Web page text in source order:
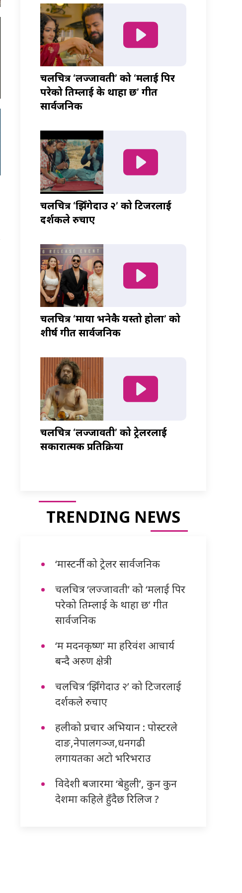
चलचित्र ‘लज्जावती’ को ‘मलाई पिर
परेको तिम्लाई के थाहा छ’ गीत
सार्वजनिक
चलचित्र ‘झिँगेदाउ २’ को टिजरलाई
दर्शकले रुचाए
चलचित्र ‘माया भनेकै यस्तो होला’ को
शीर्ष गीत सार्वजनिक
चलचित्र ‘लज्जावती’ को ट्रेलरलाई
सकारात्मक प्रतिक्रिया
TRENDING NEWS
‘मास्टर्नी’ को ट्रेलर सार्वजनिक
चलचित्र ‘लज्जावती’ को ‘मलाई पिर
परेको तिम्लाई के थाहा छ’ गीत
सार्वजनिक
‘म मदनकृष्ण’ मा हरिवंश आचार्य
बन्दै अरुण क्षेत्री
चलचित्र ‘झिँगेदाउ २’ को टिजरलाई
दर्शकले रुचाए
हलीको प्रचार अभियान : पोस्टरले
दाङ,नेपालगञ्ज,धनगढी
लगायतका अटो भरिभराउ
विदेशी बजारमा ‘बेहुली’, कुन कुन
देशमा कहिले हुँदैछ रिलिज ?